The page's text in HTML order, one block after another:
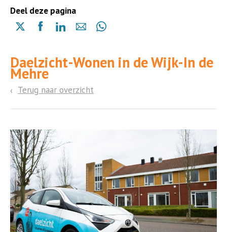
Deel deze pagina
Delen
(opent
in
een
nieuwe
Delen
(opent
in
een
nieuwe
Delen
(opent
in
nieuwe
Delen
mail
Delen
(opent
pagina)
Daelzicht-Wonen in de Wijk-In de
Mehre
Terug naar overzicht